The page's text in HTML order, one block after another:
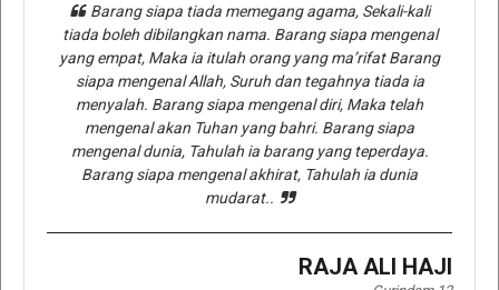
Barang siapa tiada memegang agama, Sekali-kali
tiada boleh dibilangkan nama. Barang siapa mengenal
yang empat, Maka ia itulah orang yang ma’rifat Barang
siapa mengenal Allah, Suruh dan tegahnya tiada ia
menyalah. Barang siapa mengenal diri, Maka telah
mengenal akan Tuhan yang bahri. Barang siapa
mengenal dunia, Tahulah ia barang yang teperdaya.
Barang siapa mengenal akhirat, Tahulah ia dunia
mudarat..
RAJA ALI HAJI